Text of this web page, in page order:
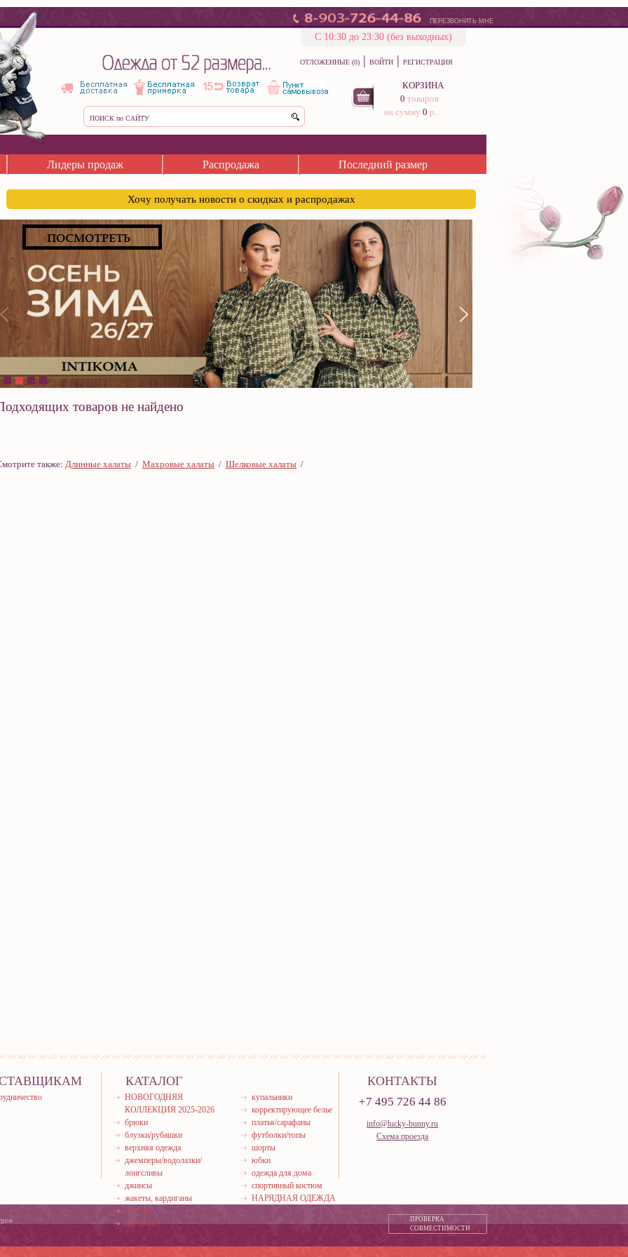
ПЕРЕЗВОНИТЬ МНЕ
С 10:30 до 23:30 (без выходных)
ОТЛОЖЕННЫЕ (0) | ВОЙТИ | РЕГИСТРАЦИЯ
КОРЗИНА
0 товаров
на сумму 0 р.
Лидеры продаж Распродажа Последний размер
Хочу получать новости о скидках и распродажах
товаров не найдено
также: Длинные халаты / Махровые халаты / Шелковые халаты /
КАТАЛОГ
НОВОГОДНЯЯ
КОЛЛЕКЦИЯ 2025-2026
брюки
блузки/рубашки
верхняя одежда
джемперы/водолазки/
лонгсливы
джинсы
жакеты, кардиганы
жилеты
костюмы
купальники
корректирующее белье
платья/сарафаны
футболки/топы
шорты
юбки
одежда для дома
спортивный костюм
НАРЯДНАЯ ОДЕЖДА
КОНТАКТЫ
+7 495 726 44 86
info@lucky-bunny.ru
Схема проезда
ПРОВЕРКА
СОВМЕСТИМОСТИ